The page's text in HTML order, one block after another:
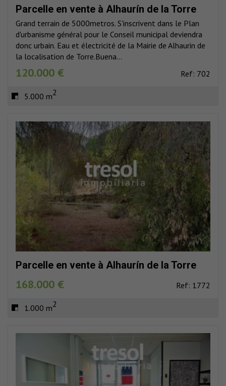
Parcelle en vente à Alhaurín de la Torre
Grand terrain de 5000metros. S'inscrivent dans le Plan
d'urbanisme général pour le Conseil municipal deviendra
donc urbain. Eau et électricité de la Mairie de Alhaurin de
la localisation de Torre.Buena...
120.000 € Ref: 702
5.000 m2
Parcelle en vente à Alhaurín de la Torre
168.000 € Ref: 1772
1.000 m2